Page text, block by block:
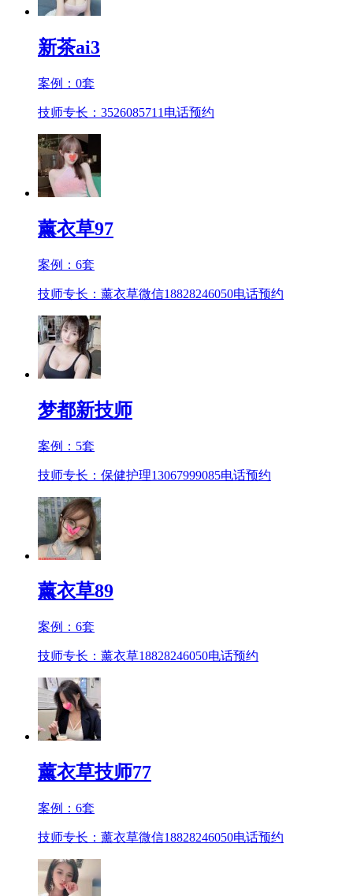
新茶ai3
案例： 0套
技师专长：3526085711 电话预约
薰衣草97
案例： 6套
技师专长：薰衣草微信18828246050电话预约
梦都新技师
案例： 5套
技师专长：保健护理13067999085电话预约
薰衣草89
案例： 6套
技师专长：薰衣草18828246050电话预约
薰衣草技师77
案例： 6套
技师专长：薰衣草微信18828246050电话预约